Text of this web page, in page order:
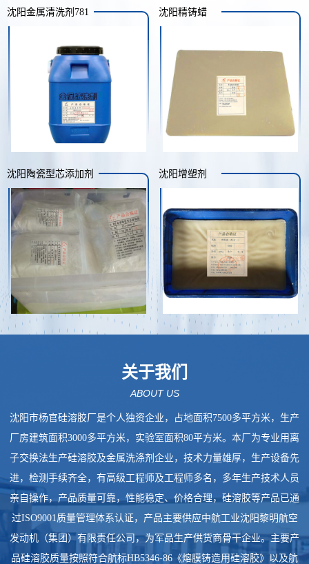
沈阳金属清洗剂781 沈阳精铸蜡
沈阳陶瓷型芯添加剂 沈阳增塑剂
关于我们
ABOUT US
沈阳市杨官硅溶胶厂是个人独资企业，占地面积7500多平方米，生产
厂房建筑面积3000多平方米，实验室面积80平方米。本厂为专业用离
子交换法生产硅溶胶及金属洗涤剂企业，技术力量雄厚，生产设备先
进，检测手续齐全，有高级工程师及工程师多名，多年生产技术人员
亲自操作，产品质量可靠，性能稳定、价格合理，硅溶胶等产品已通
过ISO9001质量管理体系认证，产品主要供应中航工业沈阳黎明航空
发动机（集团）有限责任公司，为军品生产供货商骨干企业。主要产
品硅溶胶质量按照符合航标HB5346-86《熔膜铸造用硅溶胶》以及航